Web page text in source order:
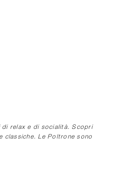
di relax e di socialità. Scopri
classiche. Le Poltrone sono